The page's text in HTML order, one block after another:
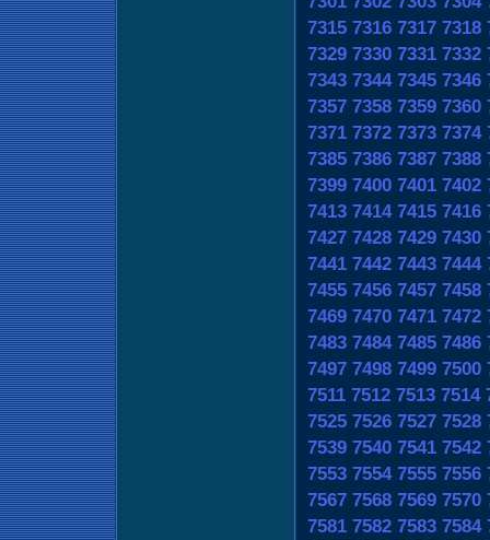
7315 7316 7317 7318
7329 7330 7331 7332
7343 7344 7345 7346
7357 7358 7359 7360
7371 7372 7373 7374
7385 7386 7387 7388
7399 7400 7401 7402
7413 7414 7415 7416
7427 7428 7429 7430
7441 7442 7443 7444
7455 7456 7457 7458
7469 7470 7471 7472
7483 7484 7485 7486
7497 7498 7499 7500
7511 7512 7513 7514
7525 7526 7527 7528
7539 7540 7541 7542
7553 7554 7555 7556
7567 7568 7569 7570
7581 7582 7583 7584